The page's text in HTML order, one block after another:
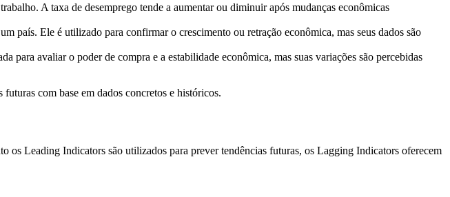
A taxa de desemprego tende a aumentar ou diminuir após mudanças econômicas
país. Ele é utilizado para confirmar o crescimento ou retração econômica, mas seus dados são
para avaliar o poder de compra e a estabilidade econômica, mas suas variações são percebidas
com base em dados concretos e históricos.
os Leading Indicators são utilizados para prever tendências futuras, os Lagging Indicators oferecem